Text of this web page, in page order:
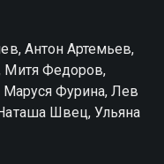
Антон Артемьев,
Митя Федоров,
Маруся Фурина, Лев
Швец, Ульяна